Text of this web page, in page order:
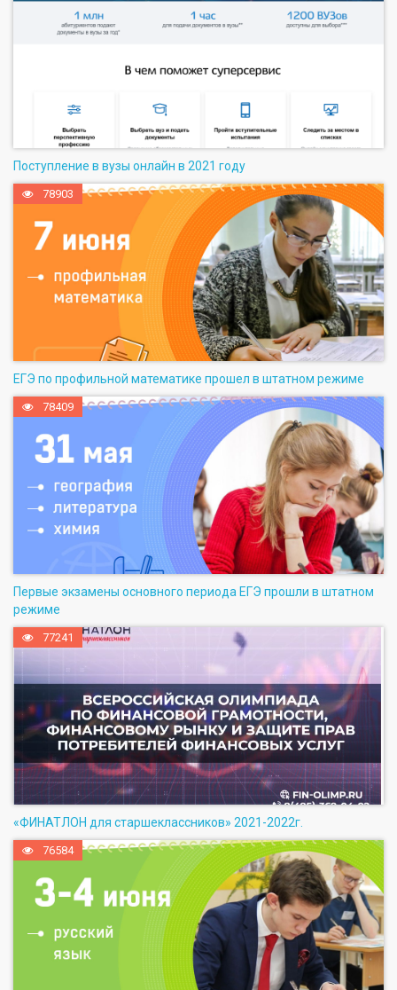
Поступление в вузы онлайн в 2021 году
78903
ЕГЭ по профильной математике прошел в штатном режиме
78409
Первые экзамены основного периода ЕГЭ прошли в штатном
режиме
77241
«ФИНАТЛОН для старшеклассников» 2021-2022г.
76584